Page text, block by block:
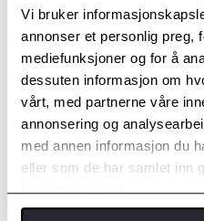
Vi bruker
annonser et personlig preg,
mediefunksjoner og for å
dessuten informasjon om
vårt, med partnerne våre
annonsering og
med annen informasjon du
eller som de har samlet inn
tjenestene deres.
henhold til Toyotas
Toyota har til enhver tid
kalibrering av
Miljø er et av Toyotas
kjemikalier og utskiftede
henhold til krav om
Vi benytter kun Toyota
godkjent frontrutelim
Våre originale frontruter er
førermiljø
Toyotas originale frontruter